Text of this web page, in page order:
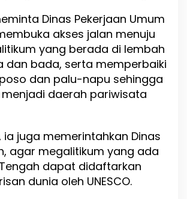
Dinas Pekerjaan Umum
akses jalan menuju
yang berada di lembah
dan bada, serta memperbaiki
dan palu-napu sehingga
daerah pariwisata
ia juga memerintahkan Dinas
agar megalitikum yang ada
dapat didaftarkan
dunia oleh UNESCO.